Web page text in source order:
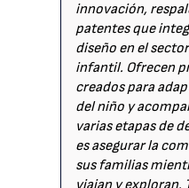
innovación,
patentes que
diseño en el
infantil. Ofrecen
creados para
del niño y
varias etapas de
es asegurar la
sus familias